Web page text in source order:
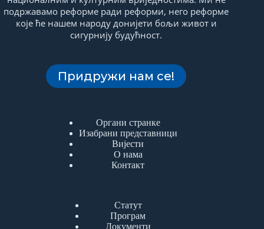
подржавамо реформе ради реформи, него реформе
које ће нашем народу донијети бољи живот и
сигурнију будућност.
Придружи нам се!
Органи странке
Изабрани представници
Вијести
О нама
Контакт
Статут
Програм
Документи